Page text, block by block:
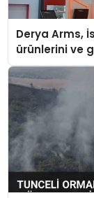
Derya Arms,
ürünlerini ve